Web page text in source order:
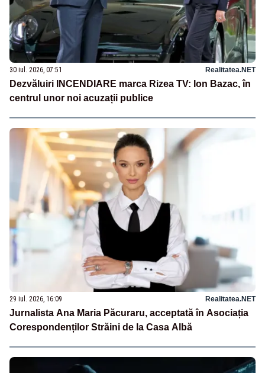
30 iul. 2026, 07:51 Realitatea.NET
Dezvăluiri INCENDIARE marca Rizea TV: Ion Bazac, în
centrul unor noi acuzații publice
29 iul. 2026, 16:09 Realitatea.NET
Jurnalista Ana Maria Păcuraru, acceptată în Asociația
Corespondenților Străini de la Casa Albă